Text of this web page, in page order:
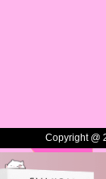
Copyright @